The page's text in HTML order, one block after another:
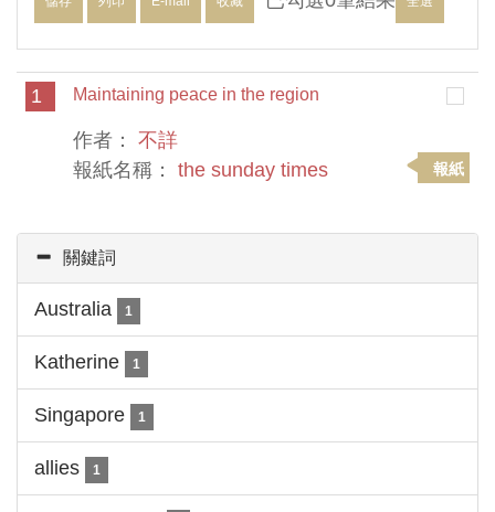
1 Maintaining peace in the region
作者： 不詳
報紙名稱： the sunday times 報紙
關鍵詞
Australia 1
Katherine 1
Singapore 1
allies 1